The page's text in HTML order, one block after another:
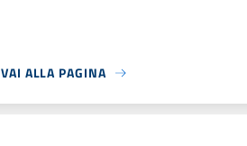
VAI ALLA PAGINA